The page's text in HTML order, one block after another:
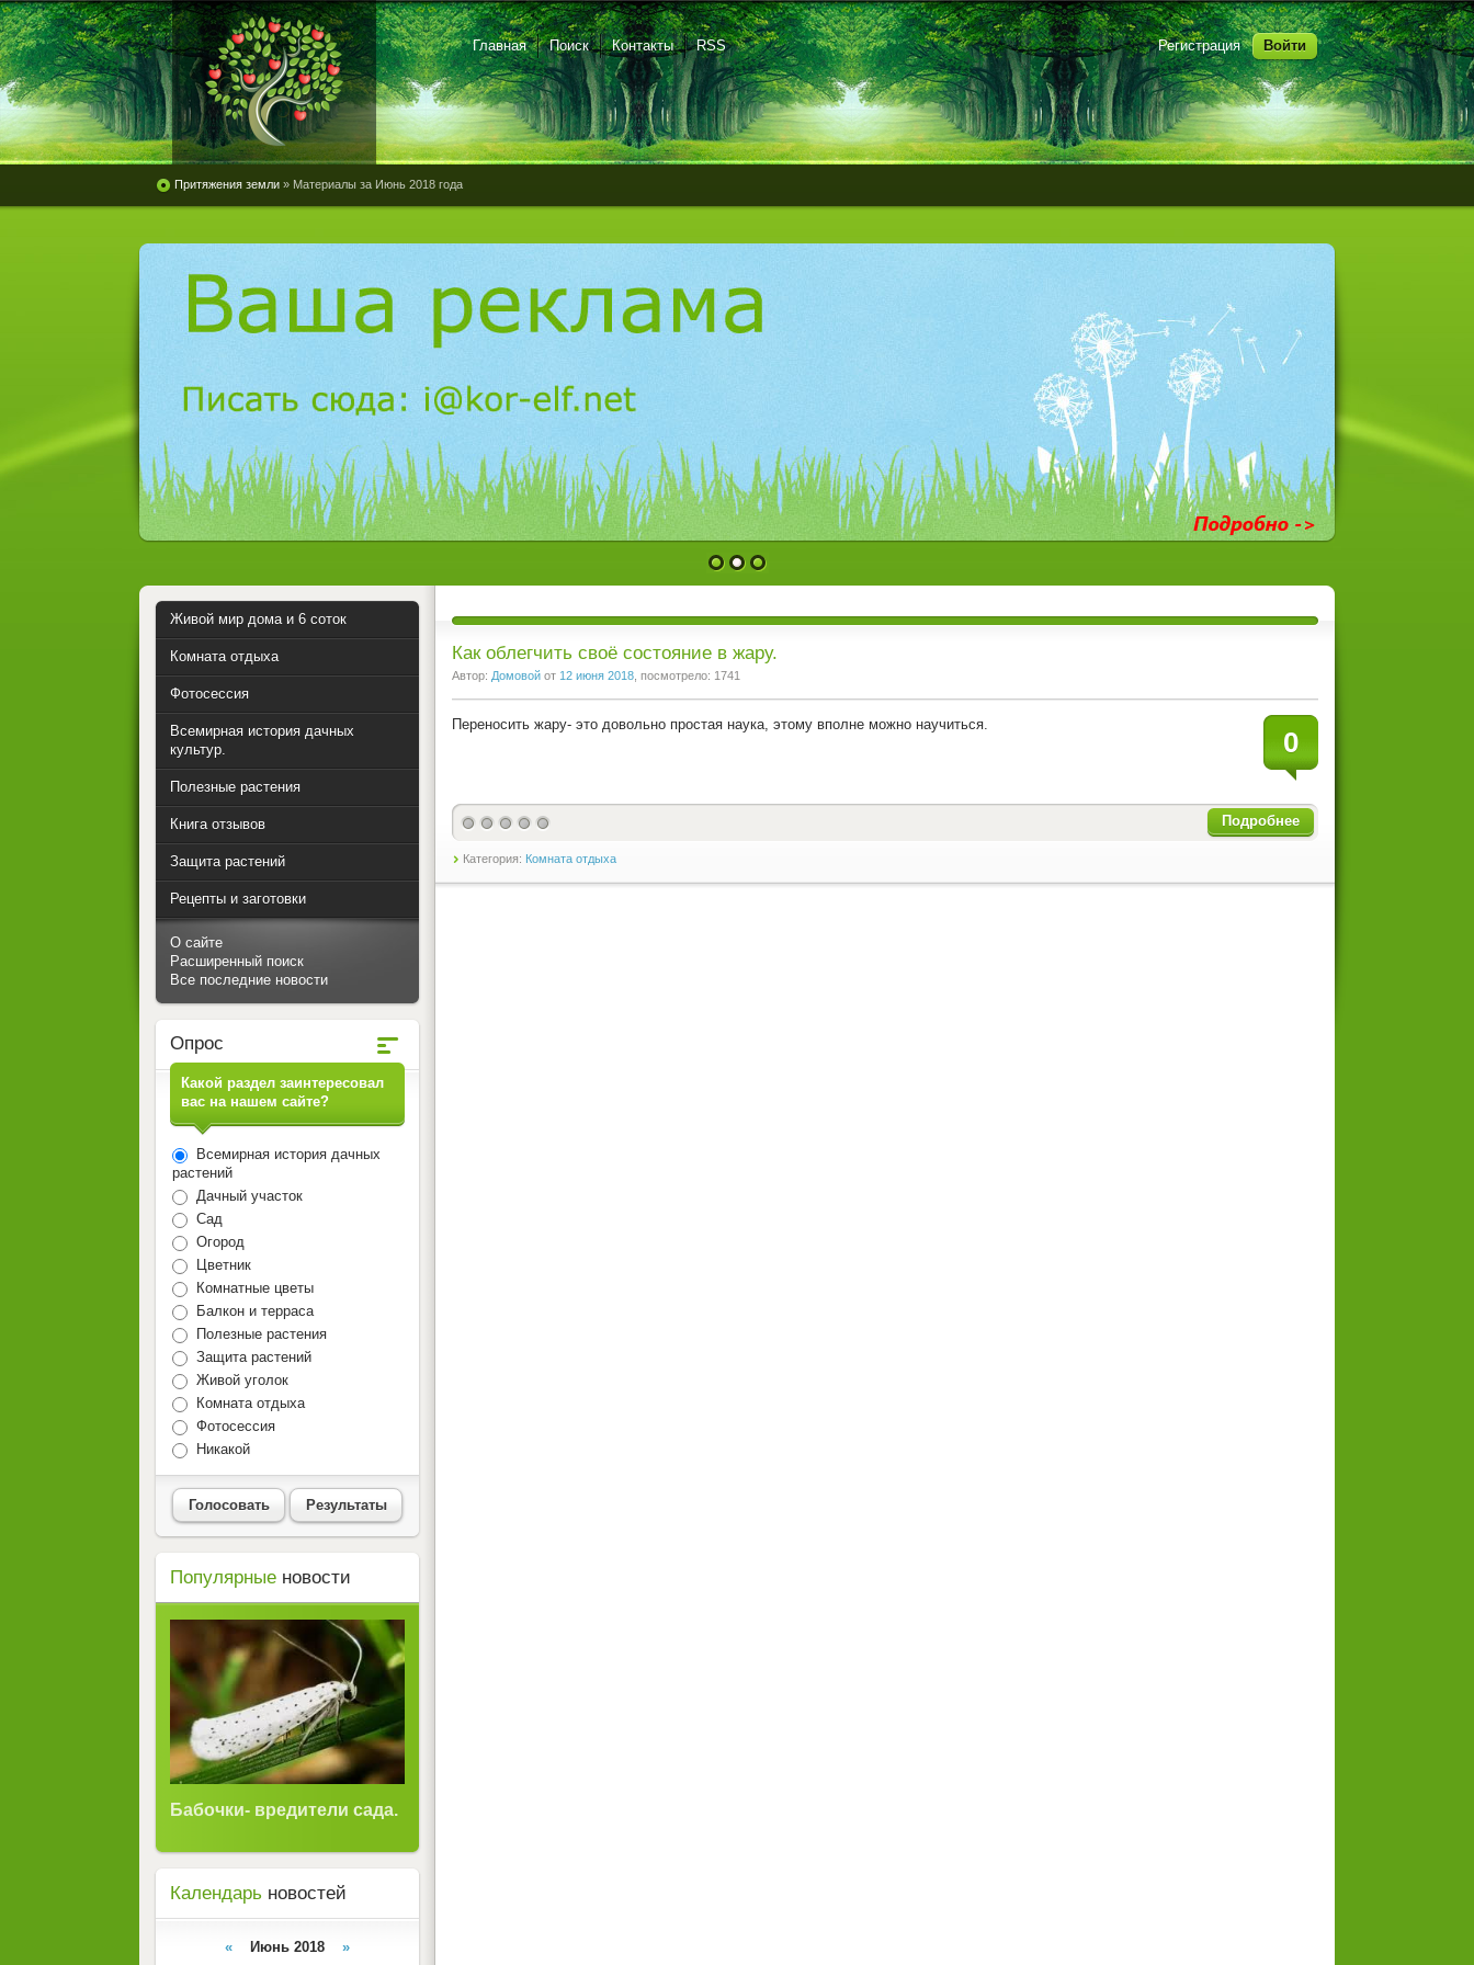
Регистрация Войти
Главная Поиск Контакты RSS
Притяжения земли » Материалы за Июнь 2018 года
1 2 3
Как облегчить своё состояние в жару.
Автор: Домовой от 12 июня 2018 , посмотрело: 1741
0
Переносить жару- это довольно простая наука, этому вполне можно научиться.
Подробнее
Категория: Комната отдыха
Живой мир дома и 6 соток
Комната отдыха
Фотосессия
Всемирная история дачных
культур.
Полезные растения
Книга отзывов
Защита растений
Рецепты и заготовки
О сайте
Расширенный поиск
Все последние новости
Опрос
Какой раздел заинтересовал
вас на нашем сайте?
Всемирная история дачных
растений
Дачный участок
Сад
Огород
Цветник
Комнатные цветы
Балкон и терраса
Полезные растения
Защита растений
Живой уголок
Комната отдыха
Фотосессия
Никакой
Голосовать Результаты
Популярные новости
Бабочки- вредители сада.
Календарь новостей
« Июнь 2018 »